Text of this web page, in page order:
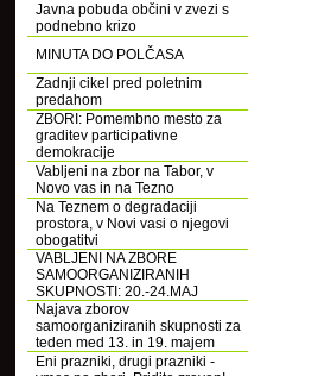
Javna pobuda občini v zvezi s
podnebno krizo
MINUTA DO POLČASA
Zadnji cikel pred poletnim
predahom
ZBORI: Pomembno mesto za
graditev participativne
demokracije
Vabljeni na zbor na Tabor, v
Novo vas in na Tezno
Na Teznem o degradaciji
prostora, v Novi vasi o njegovi
obogatitvi
VABLJENI NA ZBORE
SAMOORGANIZIRANIH
SKUPNOSTI: 20.-24.MAJ
Najava zborov
samoorganiziranih skupnosti za
teden med 13. in 19. majem
Eni prazniki, drugi prazniki -